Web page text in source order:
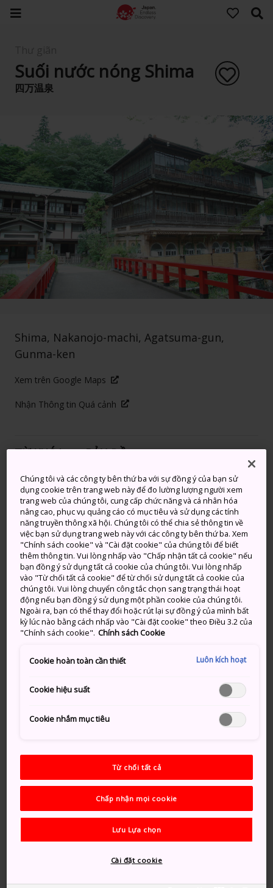
Suối nước nóng Shima
四万温泉
Shima, Nakanojo-machi, Agatsuma-gun,
Gunma-ken
Xem trên Google Maps
Nhận Thông tin Quá cảnh
TỪ KHÓA BẢN ĐỒ
Thư giãn và phục hồi thể xác
và tâm trí
Là suối nước nóng đầu tiên tại Nhật Bản được chứng
nhận là mang lại lợi ích cho sức khỏe, chắc chắn bạn
sẽ cảm thấy khỏe hơn sau khi ngâm mình ở đây.
Thông tin nhanh
Suối nước nóng này được thành lập vào năm 989
Shima có nghĩa là 40.000, là số bệnh tật mà người ta
cho rằng nước suối nóng có thể chữa lành
Chúng tôi và các công ty bên thứ ba với sự đồng ý của bạn sử
dụng cookie trên trang web này để đo lường lượng người xem
trang web của chúng tôi, cung cấp chức năng và cá nhân hóa
nâng cao, phục vụ quảng cáo có mục tiêu và sử dụng các tính
năng truyền thông xã hội. Chúng tôi có thể chia sẻ thông tin về
việc bạn sử dụng trang web này với các công ty bên thứ ba. Xem
"Chính sách cookie" và "Cài đặt cookie" của chúng tôi để biết
thêm thông tin. Vui lòng nhấp vào "Chấp nhận tất cả cookie" nếu
bạn đồng ý sử dụng tất cả cookie của chúng tôi. Vui lòng nhấp
vào "Từ chối tất cả cookie" để từ chối sử dụng tất cả cookie của
chúng tôi. Vui lòng chuyển công tắc chọn sang trạng thái hoạt
động nếu bạn đồng ý sử dụng một phần cookie của chúng tôi.
Ngoài ra, bạn có thể thay đổi hoặc rút lại sự đồng ý của mình bất
kỳ lúc nào bằng cách nhấp vào "Cài đặt cookie" theo Điều 3.2 của
"Chính sách cookie". Chính sách Cookie
Cookie hoàn toàn cần thiết Luôn kích hoạt
Cookie hiệu suất
Cookie nhắm mục tiêu
Từ chối tất cả
Chấp nhận mọi cookie
Lưu Lựa chọn
Cài đặt cookie